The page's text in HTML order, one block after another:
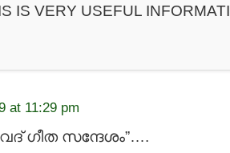
IS VERY USEFUL
at 11:29 pm
ഗീത സന്ദേശം”….